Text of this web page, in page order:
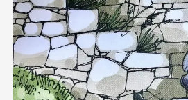
torsion